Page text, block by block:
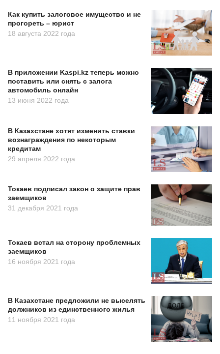
Как купить залоговое имущество и не
прогореть – юрист
18 августа 2022 года
В приложении Kaspi.kz теперь можно
поставить или снять с залога
автомобиль онлайн
13 июня 2022 года
В Казахстане хотят изменить ставки
вознаграждения по некоторым
кредитам
29 апреля 2022 года
Токаев подписал закон о защите прав
заемщиков
31 декабря 2021 года
Токаев встал на сторону проблемных
заемщиков
16 ноября 2021 года
В Казахстане предложили не выселять
должников из единственного жилья
11 ноября 2021 года